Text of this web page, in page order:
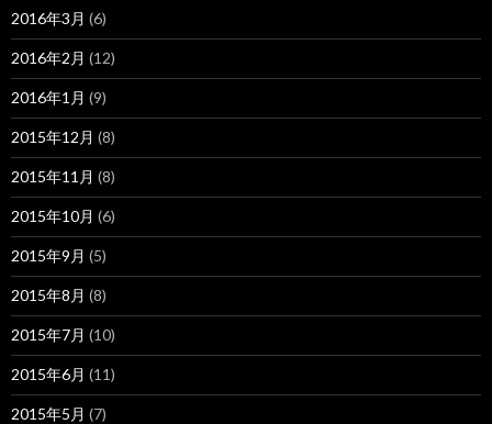
2016年3月 (6)
2016年2月 (12)
2016年1月 (9)
2015年12月 (8)
2015年11月 (8)
2015年10月 (6)
2015年9月 (5)
2015年8月 (8)
2015年7月 (10)
2015年6月 (11)
2015年5月 (7)